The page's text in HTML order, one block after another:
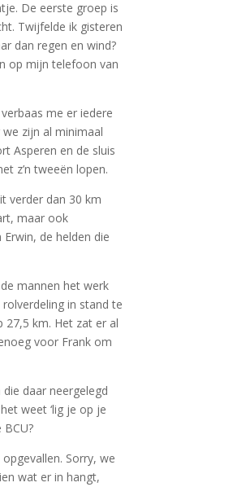
De eerste groep is
Twijfelde ik gisteren
dan regen en wind?
op mijn telefoon van
me er iedere
zijn al minimaal
Asperen en de sluis
z’n tweeën lopen.
verder dan 30 km
maar ook
de helden die
mannen het werk
in stand te
km. Het zat er al
voor Frank om
daar neergelegd
weet ‘lig je op je
Sorry, we
wat er in hangt,